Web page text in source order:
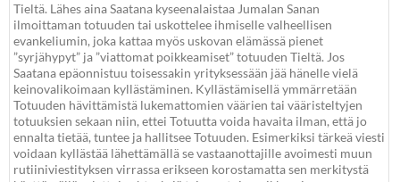
Tieltä. Lähes aina Saatana kyseenalaistaa Jumalan Sanan
ilmoittaman totuuden tai uskottelee ihmiselle valheellisen
evankeliumin, joka kattaa myös uskovan elämässä pienet
”syrjähypyt” ja ”viattomat poikkeamiset” totuuden Tieltä. Jos
Saatana epäonnistuu toisessakin yrityksessään jää hänelle vielä
keinovalikoimaan kyllästäminen. Kyllästämisellä ymmärretään
Totuuden hävittämistä lukemattomien väärien tai vääristeltyjen
totuuksien sekaan niin, ettei Totuutta voida havaita ilman, että jo
ennalta tietää, tuntee ja hallitsee Totuuden. Esimerkiksi tärkeä viesti
voidaan kyllästää lähettämällä se vastaanottajille avoimesti muun
rutiiniviestityksen virrassa erikseen korostamatta sen merkitystä